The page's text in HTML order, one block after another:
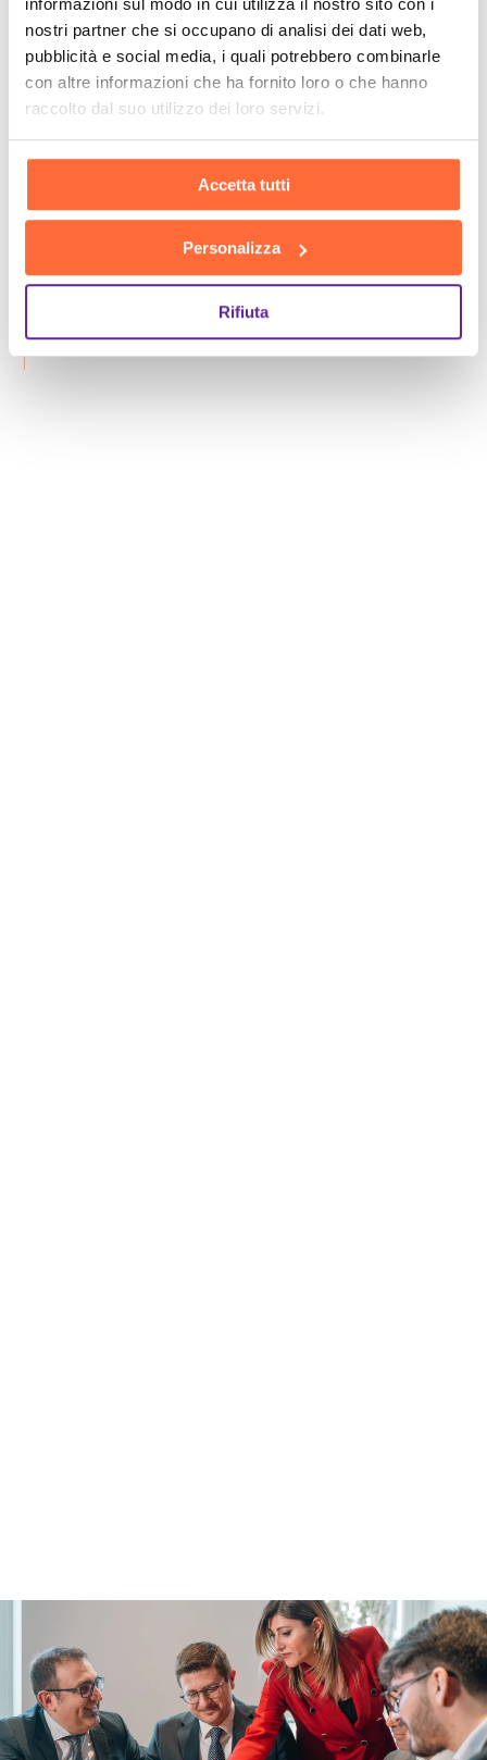
informazioni sul modo in cui utilizza il nostro sito con i
nostri partner che si occupano di analisi dei dati web,
pubblicità e social media, i quali potrebbero combinarle
con altre informazioni che ha fornito loro o che hanno
raccolto dal suo utilizzo dei loro servizi.
Accetta tutti
Personalizza
Rifiuta